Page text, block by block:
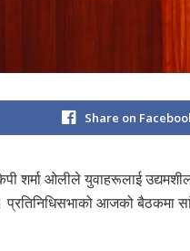
Share on
शर्मा ओलीले युवाहरूलाई
प्रतिनिधिसभाको आजको बैठकमा